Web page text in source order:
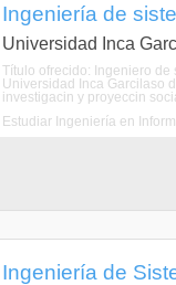
Ingeniería de
Universidad Inca
Título ofrecido: Ingeniero de
Universidad Inca Garcilaso
investigacin y proyeccin
Estudiar Ingeniería en
Ingeniería de